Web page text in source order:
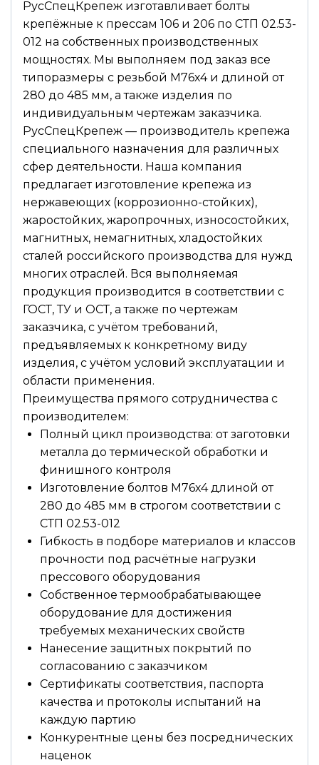
РусСпецКрепеж изготавливает болты
крепёжные к прессам 106 и 206 по СТП 02.53-
012 на собственных производственных
мощностях. Мы выполняем под заказ все
типоразмеры с резьбой М76х4 и длиной от
280 до 485 мм, а также изделия по
индивидуальным чертежам заказчика.
РусСпецКрепеж — производитель крепежа
специального назначения для различных
сфер деятельности. Наша компания
предлагает изготовление крепежа из
нержавеющих (коррозионно-стойких),
жаростойких, жаропрочных, износостойких,
магнитных, немагнитных, хладостойких
сталей российского производства для нужд
многих отраслей. Вся выполняемая
продукция производится в соответствии с
ГОСТ, ТУ и ОСТ, а также по чертежам
заказчика, с учётом требований,
предъявляемых к конкретному виду
изделия, с учётом условий эксплуатации и
области применения.
Преимущества прямого сотрудничества с
производителем:
Полный цикл производства: от заготовки
металла до термической обработки и
финишного контроля
Изготовление болтов М76х4 длиной от
280 до 485 мм в строгом соответствии с
СТП 02.53-012
Гибкость в подборе материалов и классов
прочности под расчётные нагрузки
прессового оборудования
Собственное термообрабатывающее
оборудование для достижения
требуемых механических свойств
Нанесение защитных покрытий по
согласованию с заказчиком
Сертификаты соответствия, паспорта
качества и протоколы испытаний на
каждую партию
Конкурентные цены без посреднических
наценок